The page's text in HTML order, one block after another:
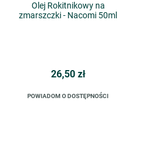
Olej Rokitnikowy na
zmarszczki - Nacomi 50ml
26,50 zł
POWIADOM O DOSTĘPNOŚCI